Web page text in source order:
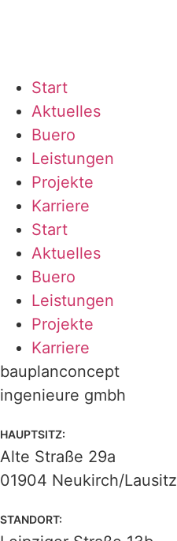
Start
Aktuelles
Buero
Leistungen
Projekte
Karriere
Start
Aktuelles
Buero
Leistungen
Projekte
Karriere
bauplanconcept
ingenieure gmbh
HAUPTSITZ:
Alte Straße 29a
01904 Neukirch/Lausitz
STANDORT: